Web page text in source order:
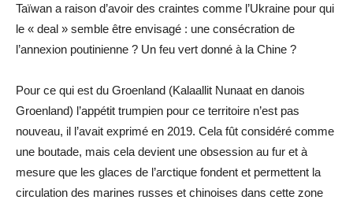
Taïwan a raison d’avoir des craintes comme l’Ukraine pour qui
le « deal » semble être envisagé : une consécration de
l’annexion poutinienne ? Un feu vert donné à la Chine ?
Pour ce qui est du Groenland (Kalaallit Nunaat en danois
Groenland) l’appétit trumpien pour ce territoire n’est pas
nouveau, il l’avait exprimé en 2019. Cela fût considéré comme
une boutade, mais cela devient une obsession au fur et à
mesure que les glaces de l’arctique fondent et permettent la
circulation des marines russes et chinoises dans cette zone